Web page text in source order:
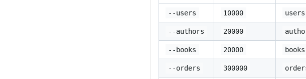
--users 10000 users
--authors 20000
--books 20000 books
--orders 300000